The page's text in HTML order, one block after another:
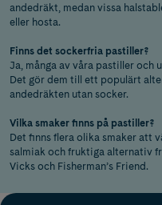
andedräkt, medan vissa
eller hosta.
Finns det sockerfria pastiller?
Ja, många av våra pastiller och
Det gör dem till ett populärt
andedräkten utan socker.
Vilka smaker finns på pastiller?
Det finns flera olika smaker att
salmiak och fruktiga alternativ
Vicks och Fisherman’s Friend.